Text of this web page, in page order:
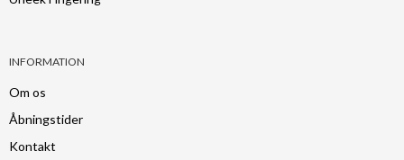
INFORMATION
Om os
Åbningstider
Kontakt